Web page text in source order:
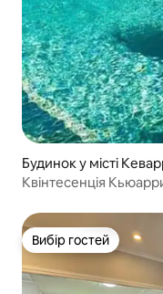
Будинок у місті
Квінтесенція
Вибір гостей
Вибір гостей